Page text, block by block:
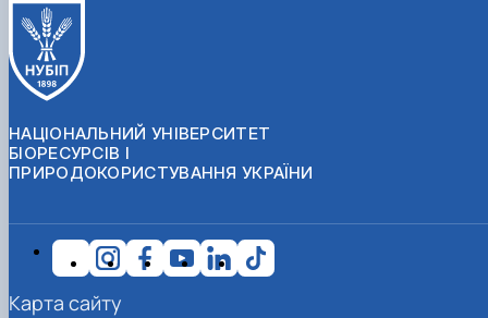
НАЦІОНАЛЬНИЙ УНІВЕРСИТЕТ
БІОРЕСУРСІВ І
ПРИРОДОКОРИСТУВАННЯ УКРАЇНИ
Карта сайту